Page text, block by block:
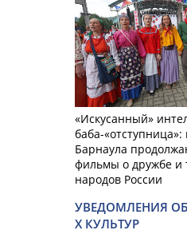
«Искусанный»
баба-
Барнаула
фильмы о дружбе и
народов России
УВЕДОМЛЕНИЯ
Х КУЛЬТУР